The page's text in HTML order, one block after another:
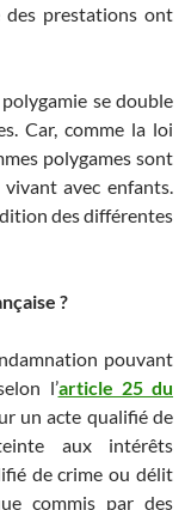
des prestations ont
se double
Car, comme la loi
polygames sont
vivant avec enfants.
des différentes
?
pouvant
l’article 25 du
un acte qualifié de
aux intérêts
de crime ou délit
commis par des